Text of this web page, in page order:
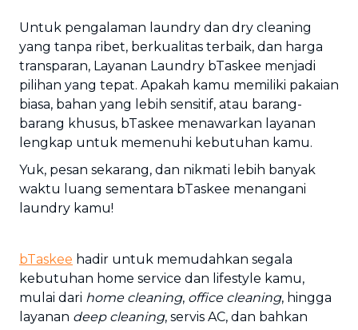
Untuk pengalaman laundry dan dry cleaning
yang tanpa ribet, berkualitas terbaik, dan harga
transparan, Layanan Laundry bTaskee menjadi
pilihan yang tepat. Apakah kamu memiliki pakaian
biasa, bahan yang lebih sensitif, atau barang-
barang khusus, bTaskee menawarkan layanan
lengkap untuk memenuhi kebutuhan kamu.
Yuk, pesan sekarang, dan nikmati lebih banyak
waktu luang sementara bTaskee menangani
laundry kamu!
bTaskee hadir untuk memudahkan segala
kebutuhan home service dan lifestyle kamu,
mulai dari home cleaning, office cleaning, hingga
layanan deep cleaning, servis AC, dan bahkan